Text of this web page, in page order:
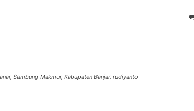
Sambung Makmur, Kabupaten Banjar. rudiyanto